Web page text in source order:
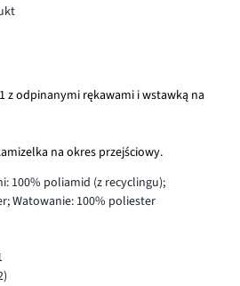
z odpinanymi rękawami i wstawką na
na okres przejściowy.
100% poliamid (z recyclingu);
Watowanie: 100% poliester